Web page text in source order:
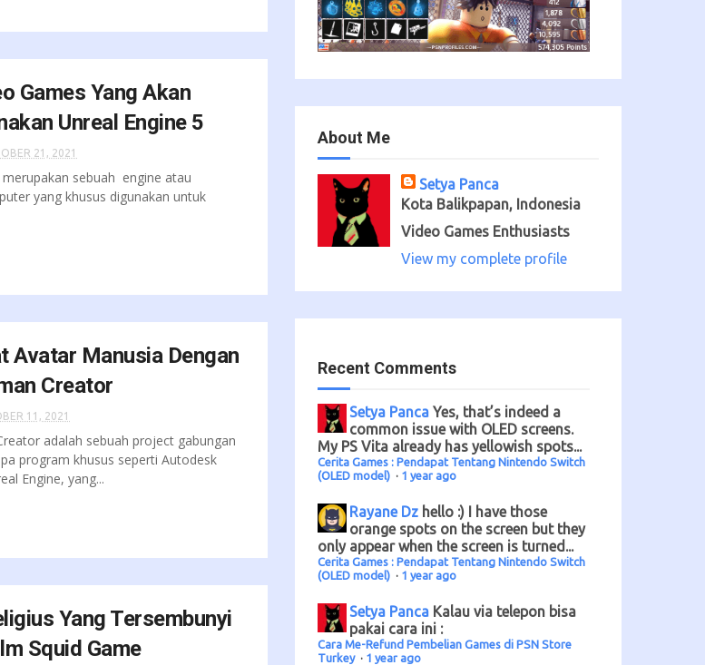
Games Yang Akan
Unreal Engine 5
21, 2021
merupakan sebuah engine atau
yang khusus digunakan untuk
Avatar Manusia Dengan
Creator
11, 2021
adalah sebuah project gabungan
program khusus seperti Autodesk
Engine, yang...
Yang Tersembunyi
Squid Game
About Me
Setya Panca
Kota Balikpapan, Indonesia
Video Games Enthusiasts
View my complete profile
Recent Comments
Setya Panca Yes, that’s indeed a
common issue with OLED screens.
My PS Vita already has yellowish spots...
Cerita Games : Pendapat Tentang Nintendo Switch
(OLED model) · 1 year ago
Rayane Dz hello :) I have those
orange spots on the screen but they
only appear when the screen is turned...
Cerita Games : Pendapat Tentang Nintendo Switch
(OLED model) · 1 year ago
Setya Panca Kalau via telepon bisa
pakai cara ini :
Cara Me-Refund Pembelian Games di PSN Store
Turkey · 1 year ago